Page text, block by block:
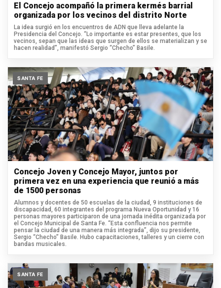
El Concejo acompañó la primera kermés barrial
organizada por los vecinos del distrito Norte
La idea surgió en los encuentros de ADN que lleva adelante la
Presidencia del Concejo. “Lo importante es estar presentes, que los
vecinos, sepan que las ideas que surgen de ellos se materializan y se
hacen realidad”, manifestó Sergio “Checho” Basile.
SANTA FE
Concejo Joven y Concejo Mayor, juntos por
primera vez en una experiencia que reunió a más
de 1500 personas
Alumnos y docentes de 50 escuelas de la ciudad, 9 instituciones de
discapacidad, 60 integrantes del programa Nueva Oportunidad y 16
personas mayores participaron de una jornada inédita organizada por
el Concejo Municipal de Santa Fe. “Esta confluencia nos permite
pensar la ciudad de una manera más integrada”, dijo su presidente,
Sergio “Checho” Basile. Hubo capacitaciones, talleres y un cierre con
bandas musicales.
SANTA FE